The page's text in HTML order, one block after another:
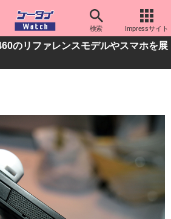
検索 Impressサイト
のリファレンスモデルやスマホを展